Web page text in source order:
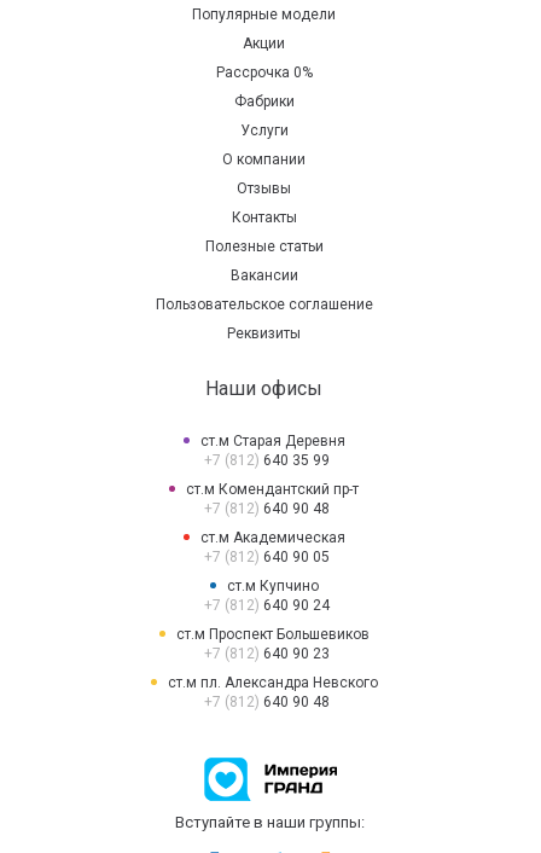
Популярные модели
Акции
Рассрочка 0%
Фабрики
Услуги
О компании
Отзывы
Контакты
Полезные статьи
Вакансии
Пользовательское соглашение
Реквизиты
Наши офисы
ст.м Старая Деревня
+7 (812) 640 35 99
ст.м Комендантский пр-т
+7 (812) 640 90 48
ст.м Академическая
+7 (812) 640 90 05
ст.м Купчино
+7 (812) 640 90 24
ст.м Проспект Большевиков
+7 (812) 640 90 23
ст.м пл. Александра Невского
+7 (812) 640 90 48
Вступайте в наши группы: